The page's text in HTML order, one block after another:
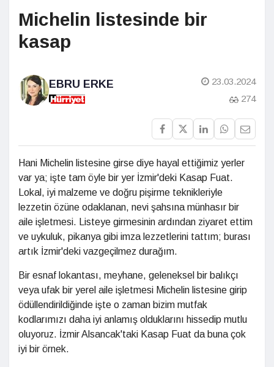
Michelin listesinde bir
kasap
EBRU ERKE
23.03.2024
274
Hani Michelin listesine girse diye hayal ettiğimiz yerler
var ya; işte tam öyle bir yer İzmir'deki Kasap Fuat.
Lokal, iyi malzeme ve doğru pişirme teknikleriyle
lezzetin özüne odaklanan, nevi şahsına münhasır bir
aile işletmesi. Listeye girmesinin ardından ziyaret ettim
ve uykuluk, pikanya gibi imza lezzetlerini tattım; burası
artık İzmir'deki vazgeçilmez durağım.
Bir esnaf lokantası, meyhane, geleneksel bir balıkçı
veya ufak bir yerel aile işletmesi Michelin listesine girip
ödüllendirildiğinde işte o zaman bizim mutfak
kodlarımızı daha iyi anlamış olduklarını hissedip mutlu
oluyoruz. İzmir Alsancak'taki Kasap Fuat da buna çok
iyi bir örnek.